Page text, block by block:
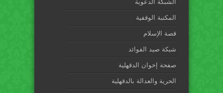
الشبكة الدعوية
المكتبة الوقفية
قصة الإسلام
شبكة صيد الفوائد
صفحة إخوان الدقهلية
الحرية والعدالة بالدقهلية